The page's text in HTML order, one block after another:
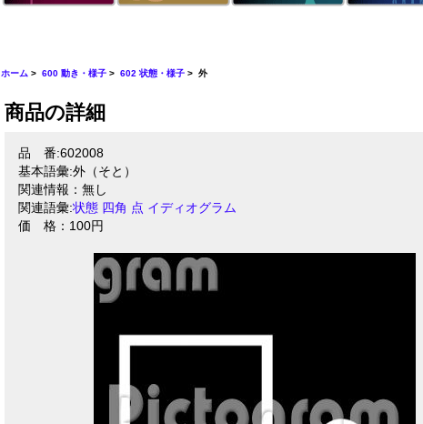
ホーム >600 動き・様子 >602 状態・様子 > 外
商品の詳細
品 番:602008
基本語彙:外（そと）
関連情報：無し
関連語彙:状態 四角 点 イディオグラム
価 格：100円